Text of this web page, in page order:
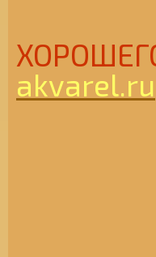
akvarel.ru